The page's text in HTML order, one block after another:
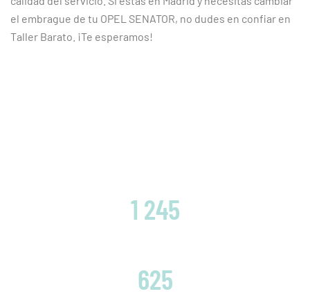
el embrague de tu OPEL SENATOR, no dudes en confiar en
Taller Barato. ¡Te esperamos!
1 245
625